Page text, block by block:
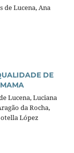
de Lucena, Ana
DE
Lucena, Luciana
da Rocha,
López